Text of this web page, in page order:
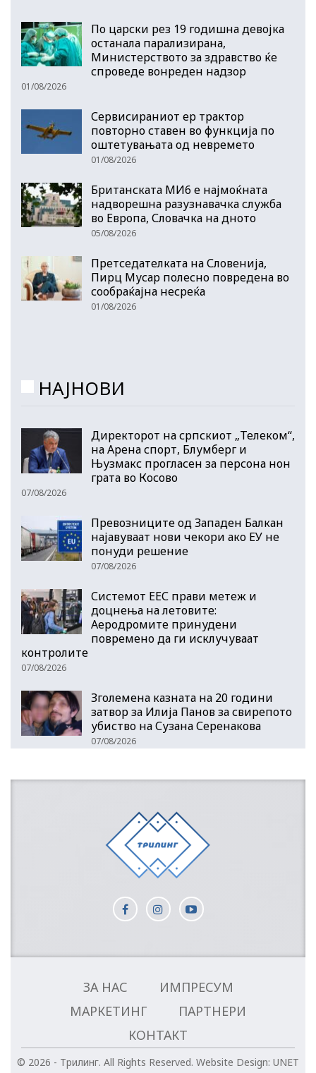
По царски рез 19 годишна девојка
останала парализирана,
Министерството за здравство ќе
спроведе вонреден надзор
01/08/2026
Сервисираниот ер трактор
повторно ставен во функција по
оштетувањата од невремето
01/08/2026
Британската МИ6 е најмоќната
надворешна разузнавачка служба
во Европа, Словачка на дното
05/08/2026
Претседателката на Словенија,
Пирц Мусар полесно повредена во
сообраќајна несреќа
01/08/2026
НАЈНОВИ
Директорот на српскиот „Телеком“,
на Арена спорт, Блумберг и
Њузмакс прогласен за персона нон
грата во Косово
07/08/2026
Превозниците од Западен Балкан
најавуваат нови чекори ако ЕУ не
понуди решение
07/08/2026
Системот ЕЕС прави метеж и
доцнења на летовите:
Аеродромите принудени
повремено да ги исклучуваат
контролите
07/08/2026
Зголемена казната на 20 години
затвор за Илија Панов за свирепото
убиство на Сузана Серенакова
07/08/2026
ЗА НАС
ИМПРЕСУМ
МАРКЕТИНГ
ПАРТНЕРИ
КОНТАКТ
© 2026 - Трилинг. All Rights Reserved. Website Design: UNET